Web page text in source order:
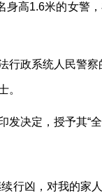
身高1.6米的女警
行政系统人民警
。
决定，授予其“
行凶，对我的家